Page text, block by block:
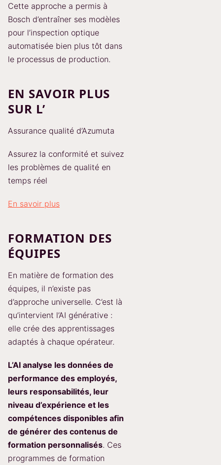
Cette approche a permis à
Bosch d’entraîner ses modèles
pour l’inspection optique
automatisée bien plus tôt dans
le processus de production.
EN SAVOIR PLUS
SUR L’
Assurance qualité d’Azumuta
Assurez la conformité et suivez
les problèmes de qualité en
temps réel
En savoir plus
FORMATION DES
ÉQUIPES
En matière de formation des
équipes, il n’existe pas
d’approche universelle. C’est là
qu’intervient l’AI générative :
elle crée des apprentissages
adaptés à chaque opérateur.
L’AI analyse les données de
performance des employés,
leurs responsabilités, leur
niveau d’expérience et les
compétences disponibles afin
de générer des contenus de
formation personnalisés. Ces
programmes de formation